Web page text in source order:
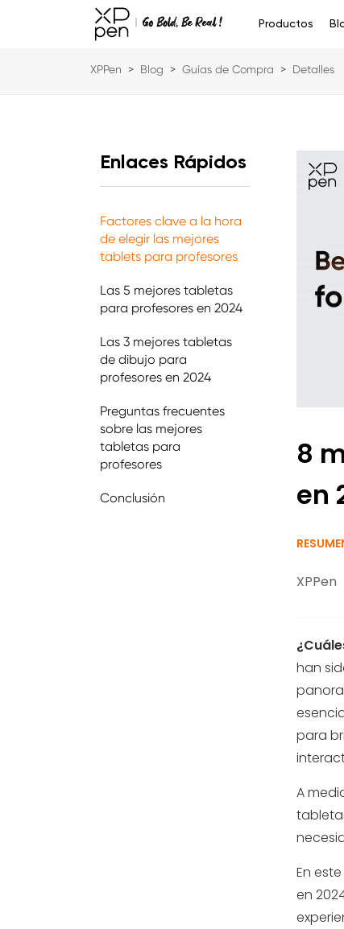
Productos
XPPen > Blog > Guías de Compra > Detalles
Enlaces Rápidos
Factores clave a la hora
de elegir las mejores
tablets para profesores
Las 5 mejores tabletas
para profesores en 2024
Las 3 mejores tabletas
de dibujo para
profesores en 2024
Preguntas frecuentes
sobre las mejores
tabletas para
profesores
Conclusión
8
en
XPPen
han
para
A
En
en